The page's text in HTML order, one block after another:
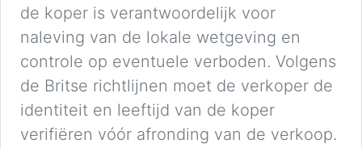
de koper is verantwoordelijk voor
naleving van de lokale wetgeving en
controle op eventuele verboden. Volgens
de Britse richtlijnen moet de verkoper de
identiteit en leeftijd van de koper
verifiëren vóór afronding van de verkoop.